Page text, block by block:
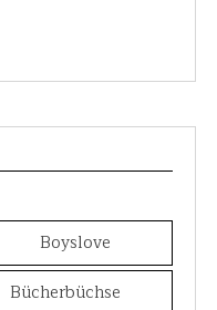
Boyslove
Bücherbüchse